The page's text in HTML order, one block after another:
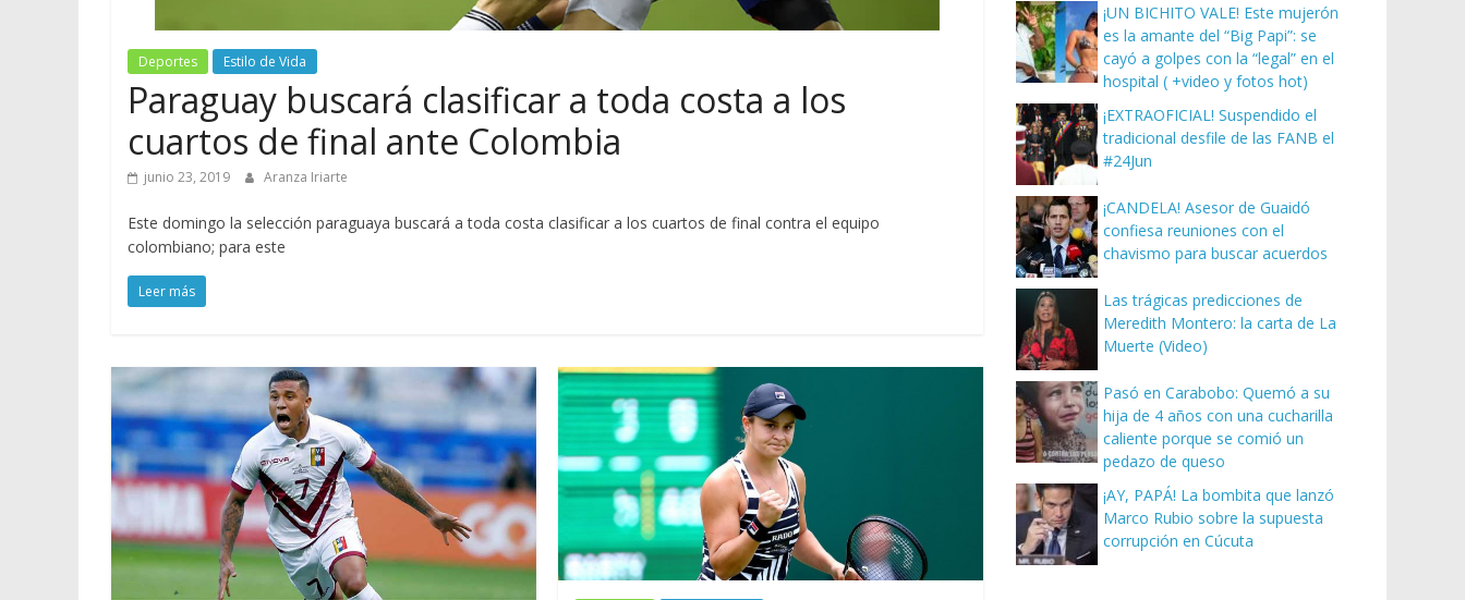
Deportes Estilo de Vida
Paraguay buscará clasificar a toda costa a los
cuartos de final ante Colombia
junio 23, 2019 Aranza Iriarte
Este domingo la selección paraguaya buscará a toda costa clasificar a los cuartos de final contra el equipo
colombiano; para este
Leer más
¡UN BICHITO VALE! Este mujerón
es la amante del “Big Papi”: se
cayó a golpes con la “legal” en el
hospital ( +video y fotos hot)
¡EXTRAOFICIAL! Suspendido el
tradicional desfile de las FANB el
#24Jun
¡CANDELA! Asesor de Guaidó
confiesa reuniones con el
chavismo para buscar acuerdos
Las trágicas predicciones de
Meredith Montero: la carta de La
Muerte (Video)
Pasó en Carabobo: Quemó a su
hija de 4 años con una cucharilla
caliente porque se comió un
pedazo de queso
¡AY, PAPÁ! La bombita que lanzó
Marco Rubio sobre la supuesta
corrupción en Cúcuta